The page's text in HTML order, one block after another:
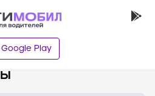
Google Play